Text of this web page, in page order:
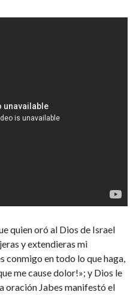
quien oró al Dios de Israel
y extendieras mi
conmigo en todo lo que haga,
me cause dolor!»; y Dios le
oración Jabes manifestó el